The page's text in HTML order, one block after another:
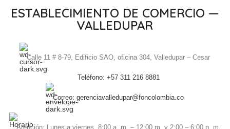
ESTABLECIMIENTO DE COMERCIO —
VALLEDUPAR
Calle 11 # 8-79, Edificio SAO, oficina 304, Valledupar – Cesar
Teléfono: +57 311 216 8881
Correo: gerenciavalledupar@foncolombia.co
Atención: Lunes a viernes, 8:00 a. m. – 12:00 m. y 2:00 – 6:00 p. m.